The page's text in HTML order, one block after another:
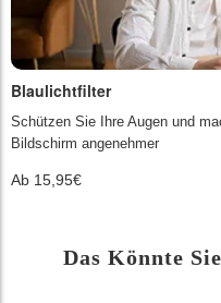
Blaulichtfilter
Schützen Sie Ihre Augen und
Bildschirm angenehmer
Ab 15,95€
Das Könnte